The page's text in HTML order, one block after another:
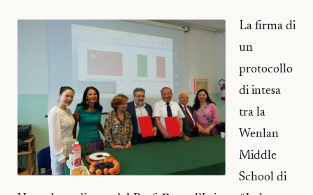
La firma di
un
protocollo
di intesa
tra la
Wenlan
Middle
School di